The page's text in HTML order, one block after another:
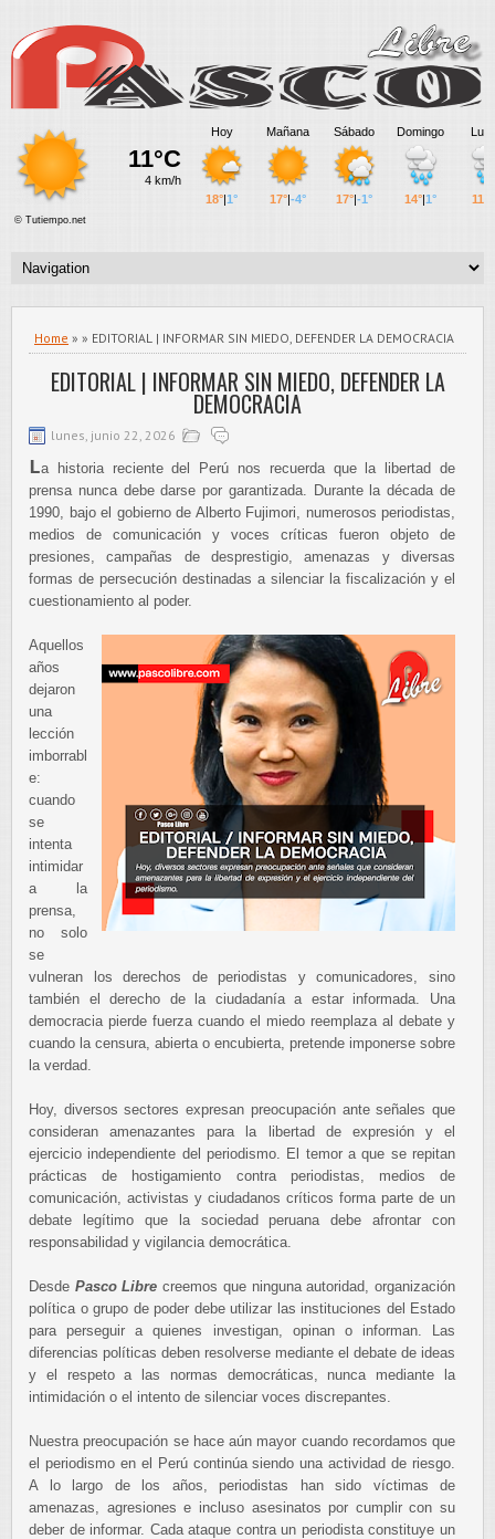
Home » » EDITORIAL | INFORMAR SIN MIEDO, DEFENDER LA DEMOCRACIA
EDITORIAL | INFORMAR SIN MIEDO, DEFENDER LA
DEMOCRACIA
lunes, junio 22, 2026
La historia reciente del Perú nos recuerda que la libertad de
prensa nunca debe darse por garantizada. Durante la década de
1990, bajo el gobierno de Alberto Fujimori, numerosos periodistas,
medios de comunicación y voces críticas fueron objeto de
presiones, campañas de desprestigio, amenazas y diversas
formas de persecución destinadas a silenciar la fiscalización y el
cuestionamiento al poder.
Aquellos
años
dejaron
una
lección
imborrabl
e:
cuando
se
intenta
intimidar
a la
prensa,
no solo
se
vulneran los derechos de periodistas y comunicadores, sino
también el derecho de la ciudadanía a estar informada. Una
democracia pierde fuerza cuando el miedo reemplaza al debate y
cuando la censura, abierta o encubierta, pretende imponerse sobre
la verdad.
Hoy, diversos sectores expresan preocupación ante señales que
consideran amenazantes para la libertad de expresión y el
ejercicio independiente del periodismo. El temor a que se repitan
prácticas de hostigamiento contra periodistas, medios de
comunicación, activistas y ciudadanos críticos forma parte de un
debate legítimo que la sociedad peruana debe afrontar con
responsabilidad y vigilancia democrática.
Desde Pasco Libre creemos que ninguna autoridad, organización
política o grupo de poder debe utilizar las instituciones del Estado
para perseguir a quienes investigan, opinan o informan. Las
diferencias políticas deben resolverse mediante el debate de ideas
y el respeto a las normas democráticas, nunca mediante la
intimidación o el intento de silenciar voces discrepantes.
Nuestra preocupación se hace aún mayor cuando recordamos que
el periodismo en el Perú continúa siendo una actividad de riesgo.
A lo largo de los años, periodistas han sido víctimas de
amenazas, agresiones e incluso asesinatos por cumplir con su
deber de informar. Cada ataque contra un periodista constituye un